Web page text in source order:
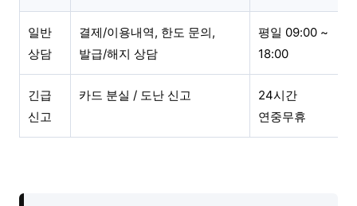
일반
상담
결제/이용내역, 한도 문의,
발급/해지 상담
평일 09:00 ~
18:00
긴급
신고
카드 분실 / 도난 신고
24시간
연중무휴